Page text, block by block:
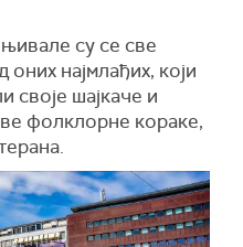
су се све
најмлађих, који
своје шајкаче и
фолклорне кораке,